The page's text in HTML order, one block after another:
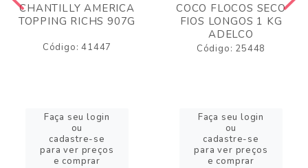
CHANTILLY AMERICA
TOPPING RICHS 907G
Código: 41447
Faça seu login
ou
cadastre-se
para ver preços
e comprar
COCO FLOCOS SECO
FIOS LONGOS 1 KG
ADELCO
Código: 25448
Faça seu login
ou
cadastre-se
para ver preços
e comprar